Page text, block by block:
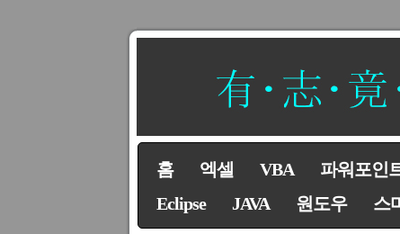
홈 엑셀 VBA 파워포인
Eclipse
JAVA 원도우 스